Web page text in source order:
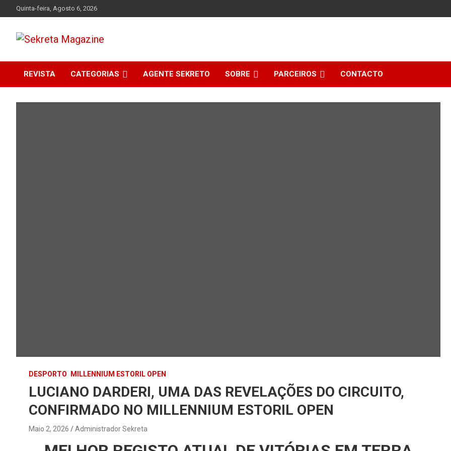
to
Quinta-feira, Agosto 6, 2026
Sekreta Magazine
REVISTA CATEGORIAS AGENTE SEKRETO SOBRE PARCEIROS CONTACTO
DESPORTO MILLENNIUM ESTORIL OPEN
LUCIANO DARDERI, UMA DAS REVELAÇÕES DO CIRCUITO,
CONFIRMADO NO MILLENNIUM ESTORIL OPEN
Maio 2, 2026 Administrador Sekreta